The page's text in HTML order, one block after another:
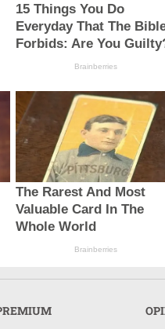
15 Things You Do
Everyday That The
Forbids: Are You
Brainberries
The Rarest And Most
Valuable Card In The
Whole World
Brainberries